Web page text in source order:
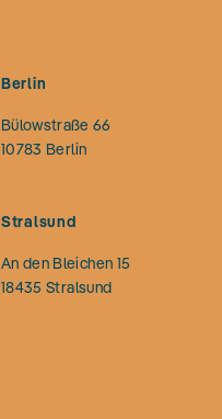
Berlin
Bülowstraße 66
10783 Berlin
Stralsund
An den Bleichen 15
18435 Stralsund